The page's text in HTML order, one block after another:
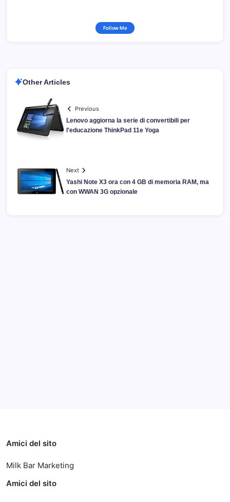
Follow Me
Other Articles
Previous
Lenovo aggiorna la serie di convertibili per
l'educazione ThinkPad 11e Yoga
Next
Yashi Note X3 ora con 4 GB di memoria RAM, ma
con WWAN 3G opzionale
Amici del sito
Milk Bar Marketing
Amici del sito